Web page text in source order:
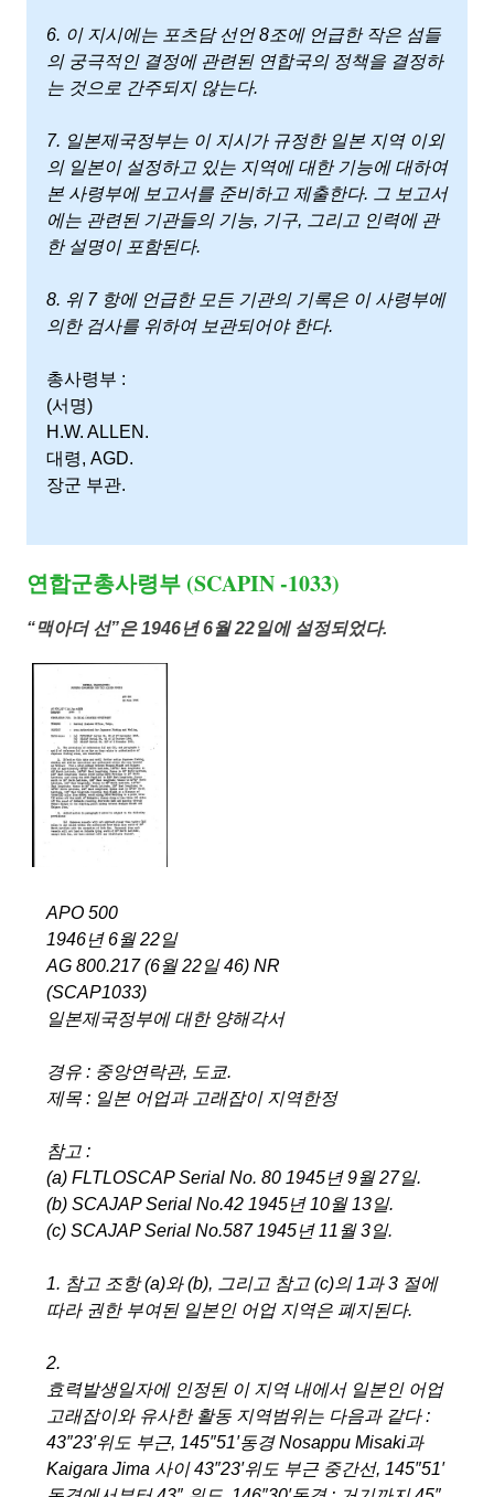
6. 이 지시에는 포츠담 선언 8조에 언급한 작은 섬들
의 궁극적인 결정에 관련된 연합국의 정책을 결정하
는 것으로 간주되지 않는다.
7. 일본제국정부는 이 지시가 규정한 일본 지역 이외
의 일본이 설정하고 있는 지역에 대한 기능에 대하여
본 사령부에 보고서를 준비하고 제출한다. 그 보고서
에는 관련된 기관들의 기능, 기구, 그리고 인력에 관
한 설명이 포함된다.
8. 위 7 항에 언급한 모든 기관의 기록은 이 사령부에
의한 검사를 위하여 보관되어야 한다.
총사령부 :
(서명)
H.W. ALLEN.
대령, AGD.
장군 부관.
연합군총사령부 (SCAPIN -1033)
“맥아더 선”은 1946년 6월 22일에 설정되었다.
APO 500
1946년 6월 22일
AG 800.217 (6월 22일 46) NR
(SCAP1033)
일본제국정부에 대한 양해각서
경유 : 중앙연락관, 도쿄.
제목 : 일본 어업과 고래잡이 지역한정
참고 :
(a) FLTLOSCAP Serial No. 80 1945년 9월 27일.
(b) SCAJAP Serial No.42 1945년 10월 13일.
(c) SCAJAP Serial No.587 1945년 11월 3일.
1. 참고 조항 (a)와 (b), 그리고 참고 (c)의 1과 3 절에
따라 권한 부여된 일본인 어업 지역은 폐지된다.
2.
효력발생일자에 인정된 이 지역 내에서 일본인 어업
고래잡이와 유사한 활동 지역범위는 다음과 같다 :
43″23′위도 부근, 145″51′동경 Nosappu Misaki과
Kaigara Jima 사이 43″23′위도 부근 중간선, 145″51′